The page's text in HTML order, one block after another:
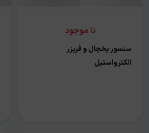
نا موجود
سنسور یخچال و فریزر
الکترواستیل